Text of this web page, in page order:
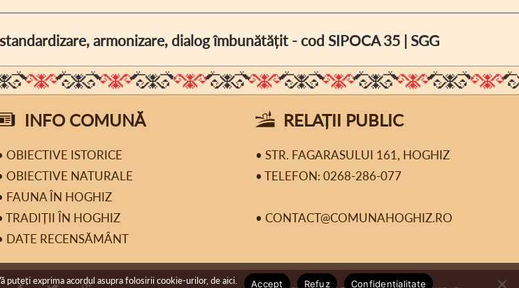
exprima acordul asupra folosirii cookie-urilor, de aici. Accept Refuz Confidențialitate
armonizare, dialog îmbunătățit - cod SIPOCA 35 | SGG
INFO COMUNĂ RELAȚII PUBLIC
OBIECTIVE ISTORICE
• STR. FAGARASULUI 161, HOGHIZ
OBIECTIVE NATURALE
• TELEFON: 0268-286-077
FAUNA ÎN HOGHIZ
TRADIȚII ÎN HOGHIZ
• CONTACT@COMUNAHOGHIZ.RO
DATE RECENSĂMÂNT